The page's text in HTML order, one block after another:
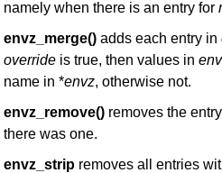
namely when there is an entry for
envz_merge() adds each entry in
override is true, then values in
name in *envz, otherwise not.
envz_remove() removes the
there was one.
envz_strip removes all entries